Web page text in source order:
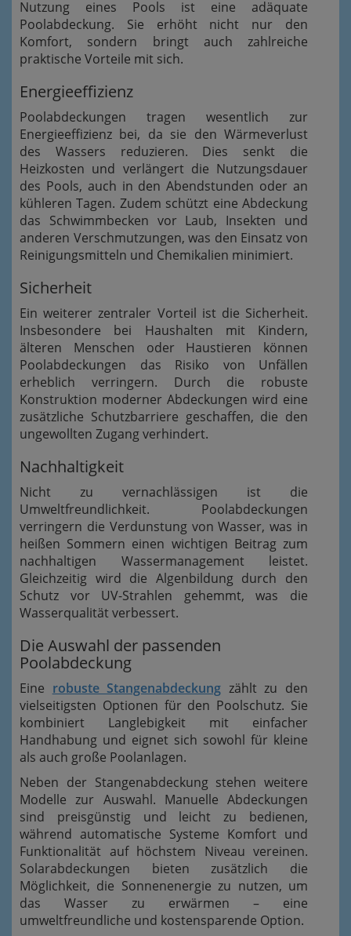
Nutzung eines Pools ist eine adäquate
Poolabdeckung. Sie erhöht nicht nur den
Komfort, sondern bringt auch zahlreiche
praktische Vorteile mit sich.
Energieeffizienz
Poolabdeckungen tragen wesentlich zur
Energieeffizienz bei, da sie den Wärmeverlust
des Wassers reduzieren. Dies senkt die
Heizkosten und verlängert die Nutzungsdauer
des Pools, auch in den Abendstunden oder an
kühleren Tagen. Zudem schützt eine Abdeckung
das Schwimmbecken vor Laub, Insekten und
anderen Verschmutzungen, was den Einsatz von
Reinigungsmitteln und Chemikalien minimiert.
Sicherheit
Ein weiterer zentraler Vorteil ist die Sicherheit.
Insbesondere bei Haushalten mit Kindern,
älteren Menschen oder Haustieren können
Poolabdeckungen das Risiko von Unfällen
erheblich verringern. Durch die robuste
Konstruktion moderner Abdeckungen wird eine
zusätzliche Schutzbarriere geschaffen, die den
ungewollten Zugang verhindert.
Nachhaltigkeit
Nicht zu vernachlässigen ist die
Umweltfreundlichkeit. Poolabdeckungen
verringern die Verdunstung von Wasser, was in
heißen Sommern einen wichtigen Beitrag zum
nachhaltigen Wassermanagement leistet.
Gleichzeitig wird die Algenbildung durch den
Schutz vor UV-Strahlen gehemmt, was die
Wasserqualität verbessert.
Die Auswahl der passenden
Poolabdeckung
Eine robuste Stangenabdeckung zählt zu den
vielseitigsten Optionen für den Poolschutz. Sie
kombiniert Langlebigkeit mit einfacher
Handhabung und eignet sich sowohl für kleine
als auch große Poolanlagen.
Neben der Stangenabdeckung stehen weitere
Modelle zur Auswahl. Manuelle Abdeckungen
sind preisgünstig und leicht zu bedienen,
während automatische Systeme Komfort und
Funktionalität auf höchstem Niveau vereinen.
Solarabdeckungen bieten zusätzlich die
Möglichkeit, die Sonnenenergie zu nutzen, um
das Wasser zu erwärmen – eine
umweltfreundliche und kostensparende Option.